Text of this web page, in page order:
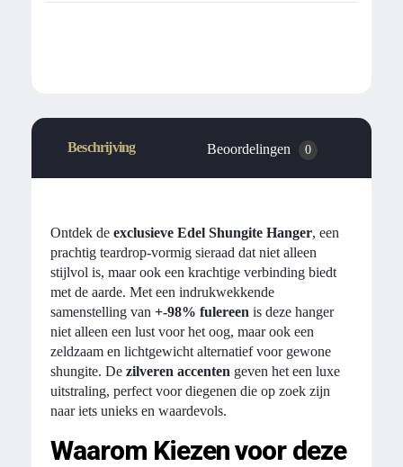
Beschrijving Beoordelingen 0
Ontdek de exclusieve Edel Shungite Hanger, een
prachtig teardrop-vormig sieraad dat niet alleen
stijlvol is, maar ook een krachtige verbinding biedt
met de aarde. Met een indrukwekkende
samenstelling van +-98% fulereen is deze hanger
niet alleen een lust voor het oog, maar ook een
zeldzaam en lichtgewicht alternatief voor gewone
shungite. De zilveren accenten geven het een luxe
uitstraling, perfect voor diegenen die op zoek zijn
naar iets unieks en waardevols.
Waarom Kiezen voor deze